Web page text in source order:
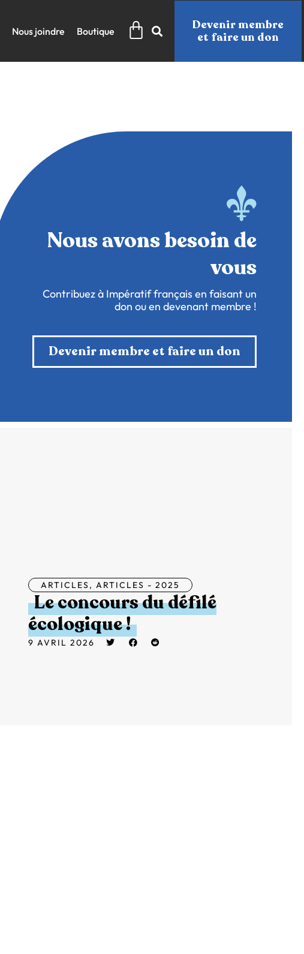
Nous joindre Boutique Panier
Devenir membre
et faire un don
Nous avons besoin de
vous
Contribuez à Impératif français en faisant un
don ou en devenant membre !
Devenir membre et faire un don
ARTICLES, ARTICLES - 2025
Le concours du défilé
écologique !
9 AVRIL 2026